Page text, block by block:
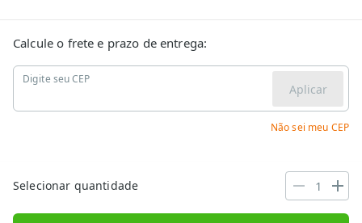
Calcule o frete e prazo de entrega:
Digite seu CEP
Aplicar
Não sei meu CEP
Selecionar quantidade